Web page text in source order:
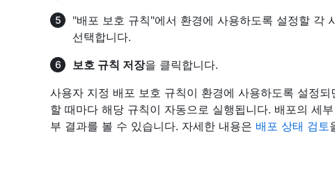
"배포 보호 규칙"에서 환경에 사용하도록 설정할 각
선택합니다.
보호 규칙 저장을 클릭합니다.
사용자 지정 배포 보호 규칙이 환경에 사용하도록 설정
할 때마다 해당 규칙이 자동으로 실행됩니다. 배포의 세
부 결과를 볼 수 있습니다. 자세한 내용은 배포 상태 검토